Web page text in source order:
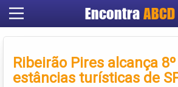
EncontraABCD
Cadastrar
Criar conta
Ribeirão Pires alcança
estâncias turísticas de